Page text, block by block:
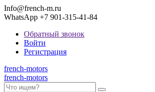
Info@french-m.ru
WhatsApp +7 901-315-41-84
Обратный звонок
Войти
Регистрация
french-motors
french-motors